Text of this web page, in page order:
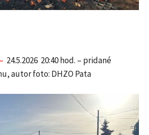
– 24.5.2026 20:40 hod. – pridané
autor foto: DHZO Pata